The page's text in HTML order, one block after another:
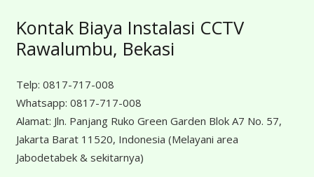
Kontak Biaya Instalasi CCTV
Rawalumbu, Bekasi
Telp: 0817-717-008
Whatsapp: 0817-717-008
Alamat: Jln. Panjang Ruko Green Garden Blok A7 No. 57,
Jakarta Barat 11520, Indonesia (Melayani area
Jabodetabek & sekitarnya)